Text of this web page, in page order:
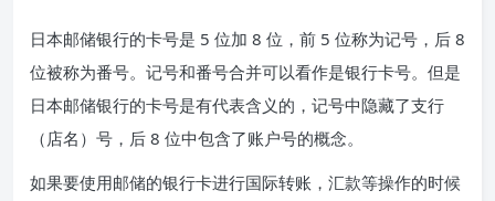
日本邮储银行的卡号是 5 位加 8 位，前 5 位称为记号，后 8
位被称为番号。记号和番号合并可以看作是银行卡号。但是
日本邮储银行的卡号是有代表含义的，记号中隐藏了支行
（店名）号，后 8 位中包含了账户号的概念。
如果要使用邮储的银行卡进行国际转账，汇款等操作的时候